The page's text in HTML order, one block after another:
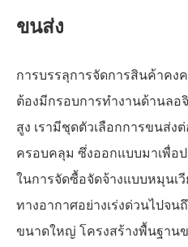
ขนส่ง
การบรรลุการจัดการสินค้าคง
ต้องมีกรอบการทำงานด้านล
สูง เรามีชุดตัวเลือกการขนส่ง
ครอบคลุม ซึ่งออกแบบมาเพื่อ
ในการจัดซื้อจัดจ้างแบบหมุนเ
ทางอากาศอย่างเร่งด่วนไปจน
ขนาดใหญ่ โครงสร้างพื้นฐานข